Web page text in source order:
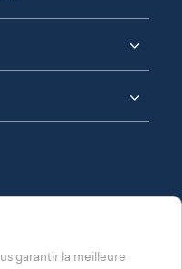
garantir la meilleure